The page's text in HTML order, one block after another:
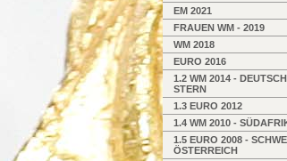
EM 2021
FRAUEN WM - 2019
WM 2018
EURO 2016
1.2 WM 2014 -
STERN
1.3 EURO 2012
1.4 WM 2010 -
1.5 EURO 2008 -
ÖSTERREICH